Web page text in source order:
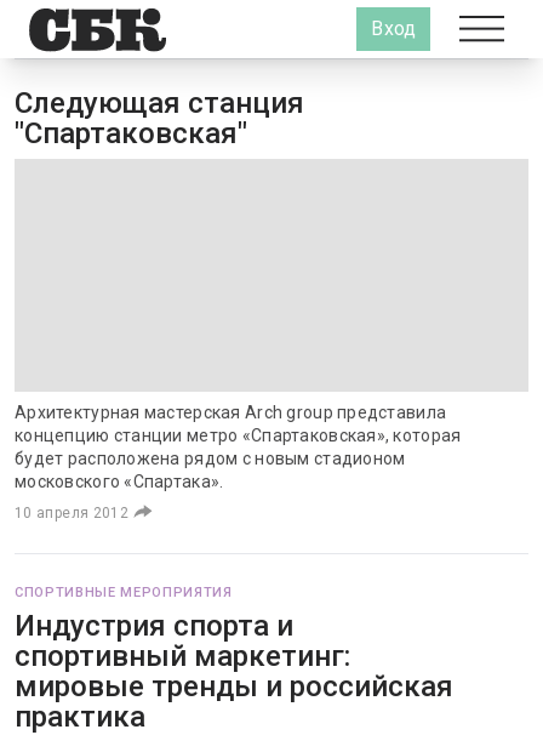
Вход
Следующая станция
"Спартаковская"
Архитектурная мастерская Arch group представила
концепцию станции метро «Спартаковская», которая
будет расположена рядом с новым стадионом
московского «Спартака».
10 апреля 2012
СПОРТИВНЫЕ МЕРОПРИЯТИЯ
Индустрия спорта и
спортивный маркетинг:
мировые тренды и российская
практика